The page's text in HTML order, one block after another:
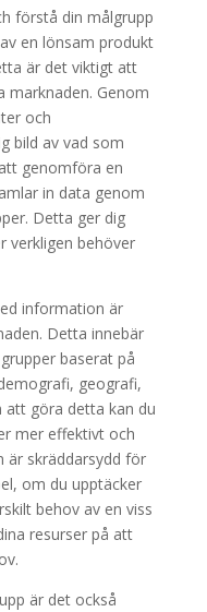
förstå din målgrupp
en lönsam produkt
är det viktigt att
marknaden. Genom
och
bild av vad som
genomföra en
in data genom
Detta ger dig
verkligen behöver
information är
Detta innebär
baserat på
geografi,
att göra detta kan du
mer effektivt och
är skräddarsydd för
om du upptäcker
behov av en viss
resurser på att
är det också